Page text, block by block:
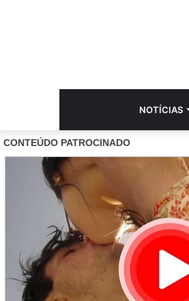
NOTÍCIAS